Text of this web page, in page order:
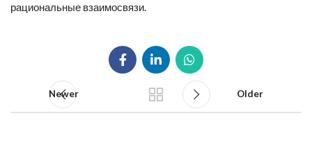
рациональные взаимосвязи.
Newer Older